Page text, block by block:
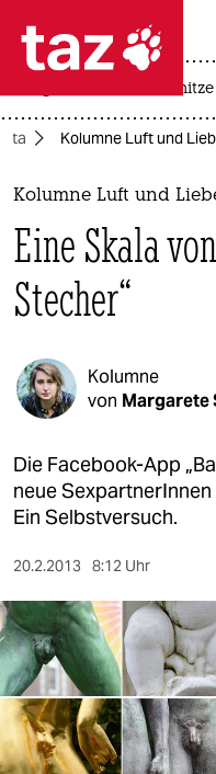
 taz
themen
politik
öko
kultur
berlin
verlag
verlag
veranstaltungen
hitze
Kolumne Luft und
Kolumne Luft und
Eine Skala
Stecher“
Kolumne
von Margarete
Die Facebook-App
neue
Ein Selbstversuch.
20.2.2013 8:12 Uhr